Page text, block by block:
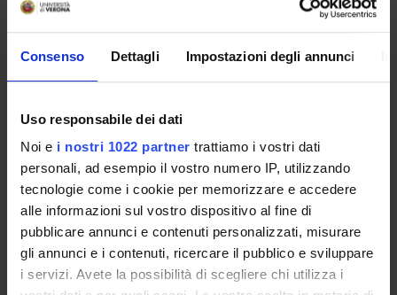
Consenso Dettagli Impostazioni degli annunci
Uso responsabile dei dati
Noi e i nostri 1022 partner trattiamo i vostri dati
personali, ad esempio il vostro numero IP, utilizzando
tecnologie come i cookie per memorizzare e accedere
alle informazioni sul vostro dispositivo al fine di
pubblicare annunci e contenuti personalizzati, misurare
gli annunci e i contenuti, ricercare il pubblico e sviluppare
i servizi. Avete la possibilità di scegliere chi utilizza i
Referente esterno
17 aprile 2016
OFFERTA FORMATIVA
CORSI DI STUDIO
DOTTORATI, MASTER E FORMAZIONE SUPERIORE
Contatti